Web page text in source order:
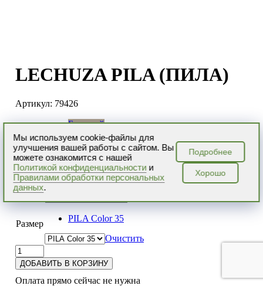
LECHUZA PILA (ПИЛА)
Артикул: 79426
Цвет
Бежевый
Бирюзовый
Коралловый
Пастельно-зеленый
Светло-серый
Серый
Размер
PILA Color 35
Очистить
ДОБАВИТЬ В КОРЗИНУ
Оплата прямо сейчас не нужна
Мы используем cookie-файлы для
улучшения вашей работы с сайтом. Вы
можете ознакомится с нашей
Политикой конфиденциальностии
Правилами обработки персональных
данных.
Подробнее
Хорошо